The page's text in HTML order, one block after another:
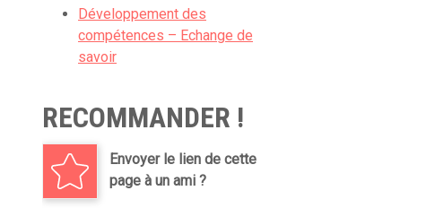
Développement des
compétences – Echange de
savoir
RECOMMANDER !
Envoyer le lien de cette
page à un ami ?